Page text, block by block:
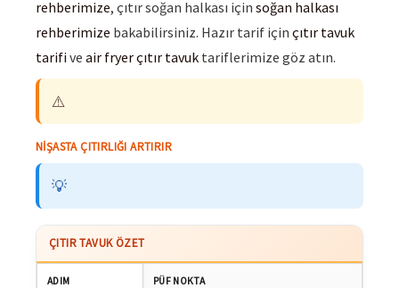
rehberimize, çıtır soğan halkası için soğan halkası
rehberimize bakabilirsiniz. Hazır tarif için çıtır tavuk
tarifive air fryer çıtır tavuk tariflerimize göz atın.
⚠️
NIŞASTA ÇITIRLIĞI ARTIRIR
💡
ÇITIR TAVUK ÖZET
ADIM PÜF NOKTA